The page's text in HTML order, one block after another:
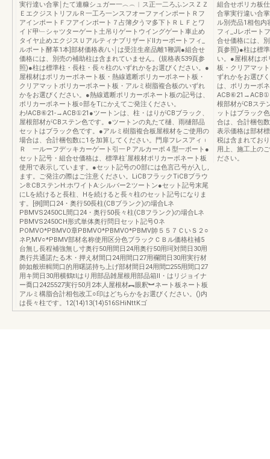
実行達い合掌￨たて連糠シュガー一︿︵︱ス正一二ろふンスＺＺ
ＥエクジストリフルＲ一工ろ一ンスフオーファインポートＲフ
アインポートＦフアインポート７占簿夕うマ多下トＲＬＦとワ
イド甲﹂シャツターゲート土吊りゲートウイングゲート車止め
タイヤ止めエクジスＵアルティナブリザードⅡカーポートフィ_
ルポート酵革1本]部材価格表/い￨は受注生産品離1鞭調●組合せ
価格には、別売の補助柱は含まれていません。(規格表539頁参
照)●柱は標準柱・長柱・長々柱のいずれかをお選びください。●
屋根材はポリカーボネート板・熱線遮断ポリカーボネート板・
クリアマットポリカーボネート板・アルミ樹脂複合板のいずれ
かをお選びください。●熱線遮断ポリカーボネート板の記号は、
ポリカーボネート板○部をTにかえてご発注ください。
わ!ACB⑥21-→ACB①21●ツートンは、柱・はりがCBブラック、
屋根部材がCBステン色です。●ツートンの丸たて樋、雨樋部品
セットはブラック色です。●アルミ樹脂複合板屋根材をご使用の
場合は、合計梱包数に1を加算してください。門扉フレスアィ︲
Ｒ 一ルーフデッキカーゲート引一Ｐアルカーポ４型一ポート●
セット記号・組合せ価格は、標準柱`屋根材ポリカーボネート板
使用で表示しています。●セット記号のO部には色言己号が入し,
ます。ご発注の際はご注意ください。LiCBフラックTiCBブラウ
ン8:CBステンH:ホワイトA:シルバー2:ツートン●セット記号末尾
にLを続けると長柱、Hを続けると長々柱のセット記号になりま
す。[例]間口24・奥行50長柱(CBブランク)の場合Lネ
PBMVS2450CL間口24・奥行50長々柱(CBフランク)の場合Lネ
PBMVS2450CH形式単体奥行問日セット記号Oネ
POMVO*PBMVO章PBMVO*PBMVO*PBMV帥５５７ＣいＳ２○
ネP,MV○*PBMV部材名称使用区分色ブラックＣＢル価格柱補5
台無し長程補強無し寸奥行50用間日24用奥行50用珂対間日30用
奥行共通諾たる木・押え材間口24用間口27用襴間日30用実行材
帥如般班輯間口的用曙諾持ち上げ部材間日24用間□255用間口27
用キ間日30用横鶴tIはり用部品雑屋根用部品箱lI・はリジョイナ
ー喬口2425527実行50月2本人屋根材︻眼釈︼ネート板ネート板
アルミ構脂合計相包改工○印はどちらかをお選びください。()内
は長々柱です。12(14)13(14)516SHiNttKゴ
組合せポリカ板
合掌実行違い合
ル別売品1相包内
フィ_Jレポート
合せ価格には、
頁参照)●柱は標
い。●屋根材はポ
板・クリアマッ
ずれかをお選び
は、ポリカーボ
根部材がCBステ
ットはブラック
合は、合計梱包
表示価格は部材
税は含まれてお
用上、施工上の
ださい。